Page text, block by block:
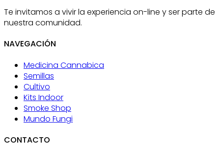
Te invitamos a vivir la experiencia on-line y ser parte de
nuestra comunidad.
NAVEGACIÓN
Medicina Cannabica
Semillas
Cultivo
Kits Indoor
Smoke Shop
Mundo Fungi
CONTACTO